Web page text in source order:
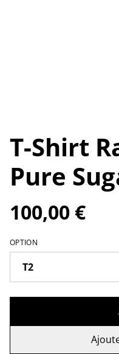
T-Shirt
Pure
100,00 €
OPTION